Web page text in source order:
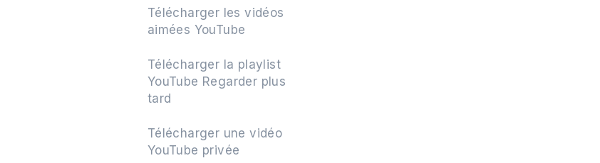
Télécharger les vidéos
aimées YouTube
Télécharger la playlist
YouTube Regarder plus
tard
Télécharger une vidéo
YouTube privée